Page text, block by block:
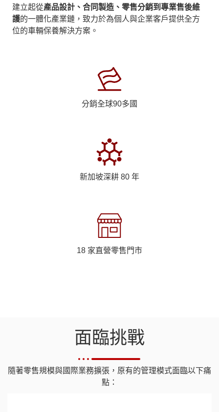
建立起從產品設計、合同製造、零售分銷到專業售後維
護的一體化產業鏈，致力於為個人與企業客戶提供全方
位的車輛保養解決方案。
分銷全球90多國
新加坡深耕 80 年
18 家直營零售門市
面臨挑戰
隨著零售規模與國際業務擴張，原有的管理模式面臨以下痛
點：